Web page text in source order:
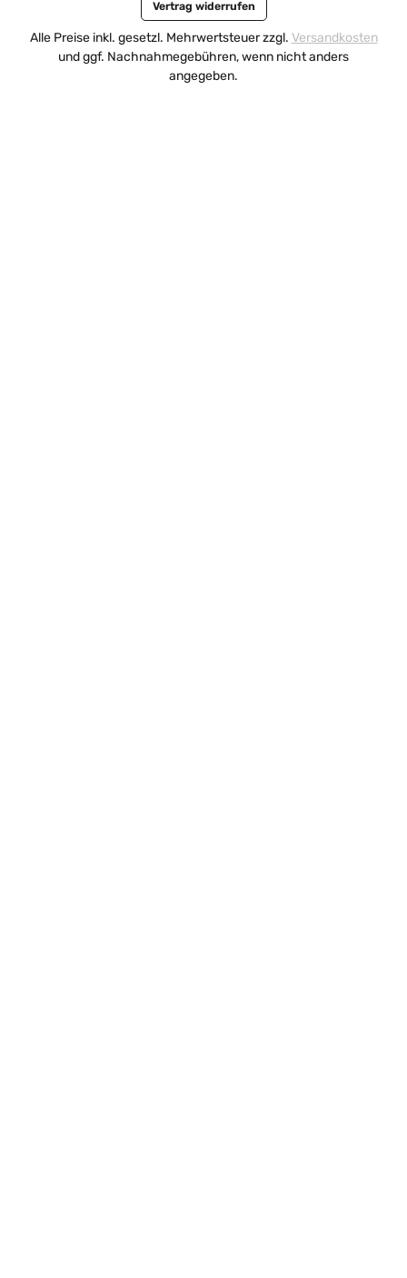
Vertrag widerrufen
Alle Preise inkl. gesetzl. Mehrwertsteuer zzgl. Versandkosten
und ggf. Nachnahmegebühren, wenn nicht anders
angegeben.